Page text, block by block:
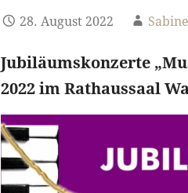
28. August 2022
Jubiläumskonzerte
2022 im Rathaussaal